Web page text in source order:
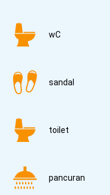
wC
sandal
toilet
pancuran